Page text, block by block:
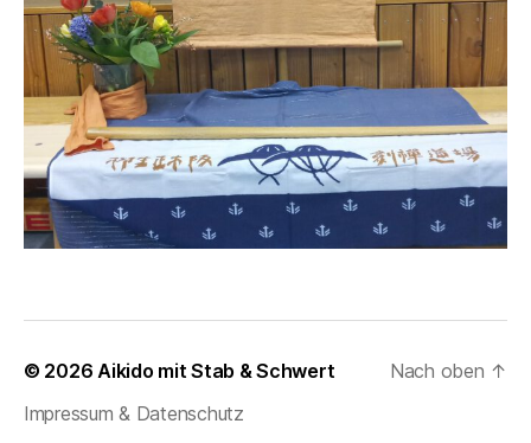
© 2026Aikido mit Stab & Schwert
Impressum & Datenschutz
Nach oben ↑